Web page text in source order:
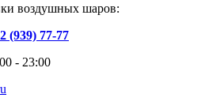
воздушных шаров:
(939) 77-77
- 23:00